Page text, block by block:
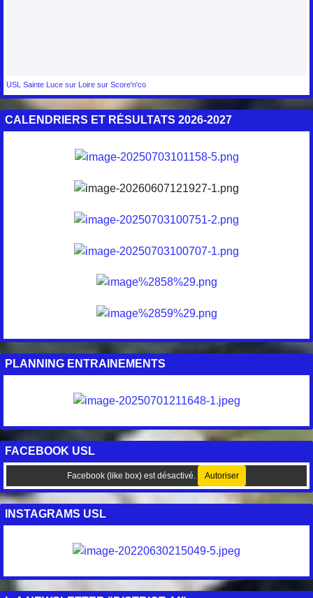
USL Sainte Luce sur Loire sur Score'n'co
CALENDRIERS ET RÉSULTATS 2026-2027
PLANNING ENTRAINEMENTS
FACEBOOK USL
Facebook (like box) est désactivé. Autoriser
INSTAGRAMS USL